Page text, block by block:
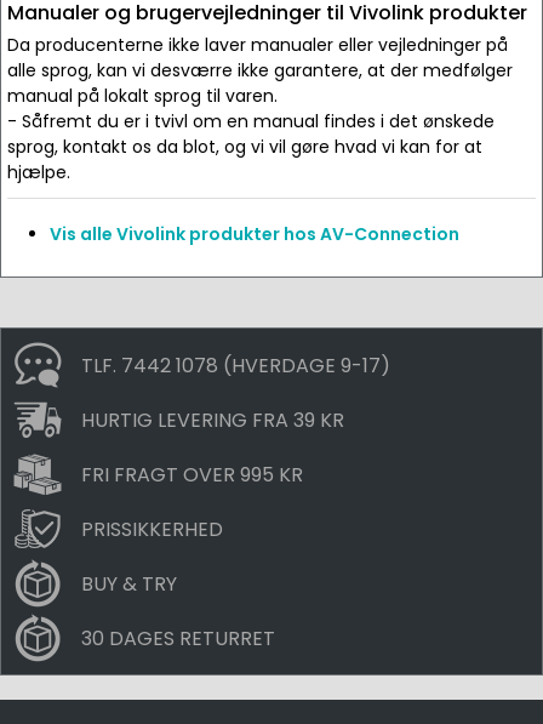
Manualer og brugervejledninger til Vivolink produkter
Da producenterne ikke laver manualer eller vejledninger på
alle sprog, kan vi desværre ikke garantere, at der medfølger
manual på lokalt sprog til varen.
- Såfremt du er i tvivl om en manual findes i det ønskede
sprog, kontakt os da blot, og vi vil gøre hvad vi kan for at
hjælpe.
Vis alle Vivolink produkter hos AV-Connection
TLF. 7442 1078 (HVERDAGE 9-17)
HURTIG LEVERING FRA 39 KR
FRI FRAGT OVER 995 KR
PRISSIKKERHED
BUY & TRY
30 DAGES RETURRET